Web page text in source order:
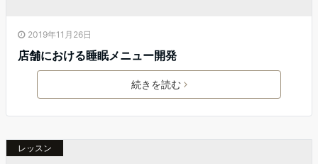
2019年11月26日
店舗における睡眠メニュー開発
続きを読む
レッスン